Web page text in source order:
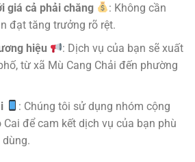
giá cả phải chăng
: Không cần
đạt tăng trưởng rõ rệt.
hiệu
: Dịch vụ của bạn sẽ xuất
từ xã Mù Cang Chải đến phường
: Chúng tôi sử dụng nhóm cộng
để cam kết dịch vụ của bạn phù